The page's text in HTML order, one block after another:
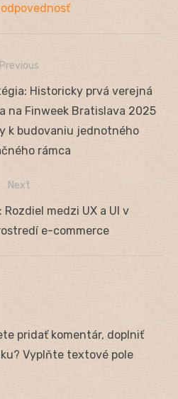
Previous
Historicky prvá verejná
na Finweek Bratislava 2025
k budovaniu jednotného
rámca
Next
medzi UX a UI v
e-commerce
pridať komentár, doplniť
Vyplňte textové pole